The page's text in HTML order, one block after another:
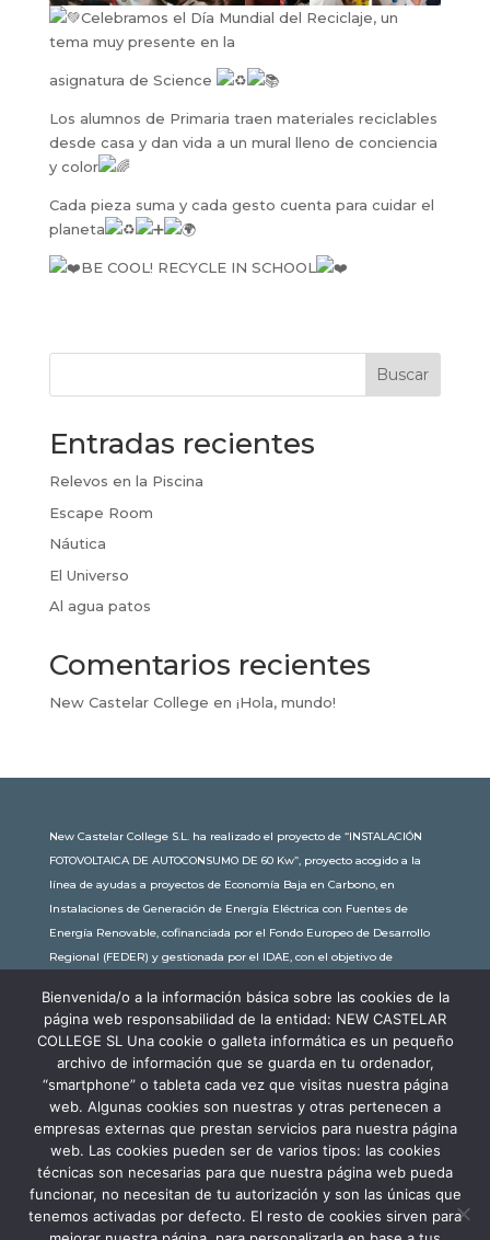
Celebramos el Día Mundial del Reciclaje, un
tema muy presente en la
asignatura de Science
Los alumnos de Primaria traen materiales reciclables
desde casa y dan vida a un mural lleno de conciencia
y color
Cada pieza suma y cada gesto cuenta para cuidar el
planeta
BE COOL! RECYCLE IN SCHOOL
Buscar
Entradas recientes
Relevos en la Piscina
Escape Room
Náutica
El Universo
Al agua patos
Comentarios recientes
New Castelar College en ¡Hola, mundo!
New Castelar College S.L. ha realizado el proyecto de “INSTALACIÓN
FOTOVOLTAICA DE AUTOCONSUMO DE 60 Kw”, proyecto acogido a la
línea de ayudas a proyectos de Economía Baja en Carbono, en
Instalaciones de Generación de Energía Eléctrica con Fuentes de
Energía Renovable, cofinanciada por el Fondo Europeo de Desarrollo
Regional (FEDER) y gestionada por el IDAE, con el objetivo de
subvención de 30.245,63€. Con una potencia instalada de 60kW, la
comunidad educativa de New Castelar ahorra al planeta 34,79
toneladas de CO2 al año, lo que equivale a recorrer 116.677 km en coche
o plantar 116 árboles al año.
Bienvenida/o a la información básica sobre las cookies de la
página web responsabilidad de la entidad: NEW CASTELAR
COLLEGE SL Una cookie o galleta informática es un pequeño
archivo de información que se guarda en tu ordenador,
“smartphone” o tableta cada vez que visitas nuestra página
web. Algunas cookies son nuestras y otras pertenecen a
empresas externas que prestan servicios para nuestra página
web. Las cookies pueden ser de varios tipos: las cookies
técnicas son necesarias para que nuestra página web pueda
funcionar, no necesitan de tu autorización y son las únicas que
tenemos activadas por defecto. El resto de cookies sirven para